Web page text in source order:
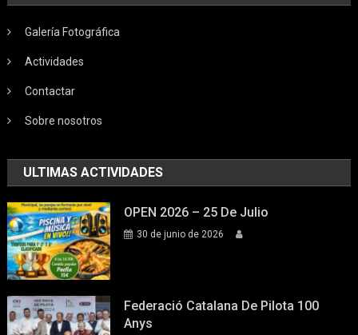
Galería Fotográfica
Actividades
Contactar
Sobre nosotros
ULTIMAS ACTIVIDADES
OPEN 2026 – 25 De Julio
30 de junio de 2026
Federació Catalana De Pilota 100
Anys